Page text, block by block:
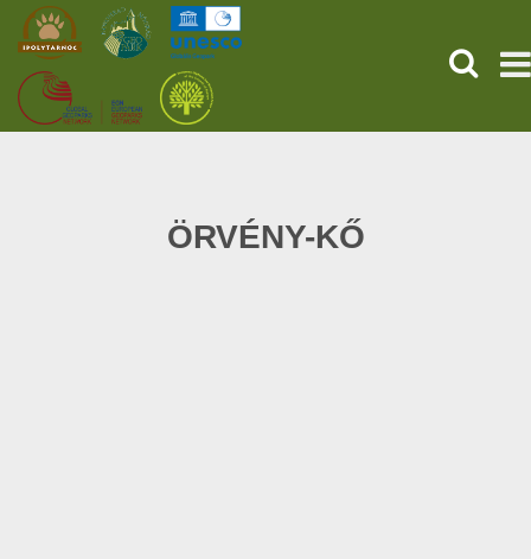
ŐSVILÁGI POMPEJIÖRVÉNY-KŐ